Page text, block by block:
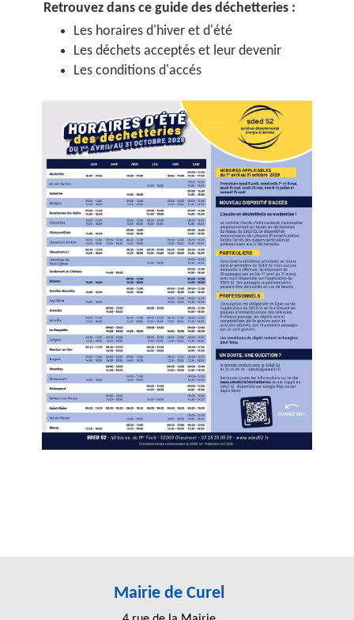
Retrouvez dans ce guide des déchetteries :
Les horaires d'hiver et d'été
Les déchets acceptés et leur devenir
Les conditions d'accés
Mairie de Curel